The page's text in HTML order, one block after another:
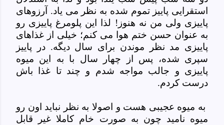
استقرایی پاییز تموم شده به نظر می یاد. آرزوهای
پاییزی ولی من نه هنوز! لذا این پلومرغ پاییزی رو
به عنوان حسن ختم هوا می کنم؛ خیلی از غذاهای
پاییزی مد نظر موندن برای سال دیگه. در پاییز
سپری شده، پس از چهار سال با به این میوه
پاییزی و جالب مواجه شدم و چند تا غذا باش
درست کردم.
به میوه عجیبی هست و اصولا به نظر نباید اون رو
میوه نامید چون به صورت خام کاملا غیر قابل